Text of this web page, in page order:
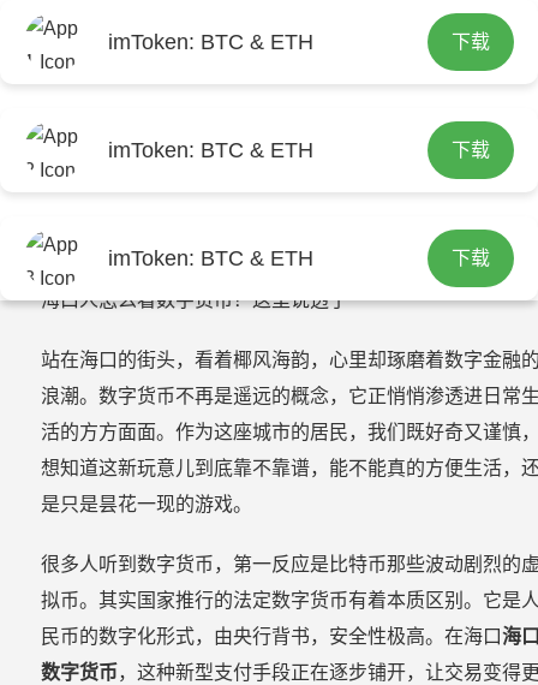
imToken: BTC & ETH 下载
imToken: BTC & ETH 下载
imToken: BTC & ETH 下载
海口人怎么看数字货币？这里说透了
imtoken官网下载 79
海口人怎么看数字货币？这里说透了
站在海口的街头，看着椰风海韵，心里却琢磨着数字金融
浪潮。数字货币不再是遥远的概念，它正悄悄渗透进日常
活的方方面面。作为这座城市的居民，我们既好奇又谨慎
想知道这新玩意儿到底靠不靠谱，能不能真的方便生活，
是只是昙花一现的游戏。
很多人听到数字货币，第一反应是比特币那些波动剧烈的
拟币。其实国家推行的法定数字货币有着本质区别。它是
民币的数字化形式，由央行背书，安全性极高。在海口海
数字货币，这种新型支付手段正在逐步铺开，让交易变得